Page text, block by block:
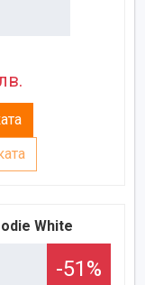
White
-51%